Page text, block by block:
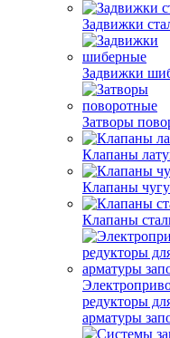
Задвижки
Задвижки
Затворы
Клапаны
Клапаны
Клапаны
редукторы
арматуры